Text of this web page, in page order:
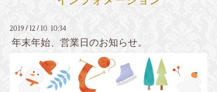
2019 / 12 / 10 10:34
年末年始、営業日のお知らせ。